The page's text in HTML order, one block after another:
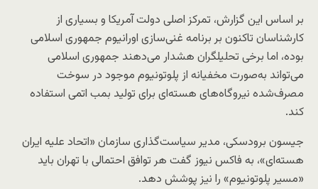
بر اساس این گزارش، تمرکز اصلی دولت آمریکا و بسیاری از
کارشناسان تاکنون بر برنامه غنی‌سازی اورانیوم جمهوری اسلامی
بوده، اما برخی تحلیلگران هشدار می‌دهند جمهوری اسلامی
می‌تواند به‌صورت مخفیانه از پلوتونیوم موجود در سوخت
مصرف‌شده نیروگاه‌های هسته‌ای برای تولید بمب اتمی استفاده
کند.
جیسون برودسکی، مدیر سیاست‌گذاری سازمان «اتحاد علیه ایران
هسته‌ای»، به فاکس نیوز گفت هر توافق احتمالی با تهران باید
«مسیر پلوتونیوم» را نیز پوشش دهد.